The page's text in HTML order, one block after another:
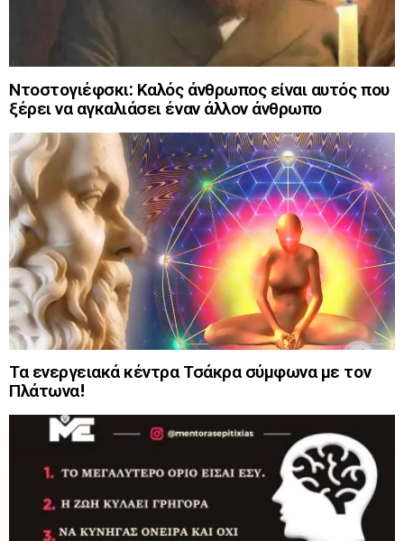
Ντοστογιέφσκι: Καλός άνθρωπος είναι αυτός που
ξέρει να αγκαλιάσει έναν άλλον άνθρωπο
Τα ενεργειακά κέντρα Τσάκρα σύμφωνα με τον
Πλάτωνα!